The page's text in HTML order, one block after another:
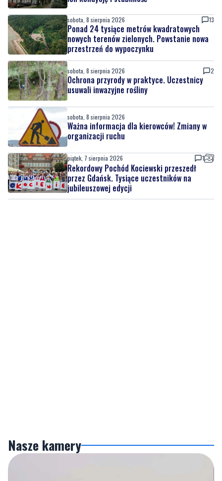
sobota, 8 sierpnia 2026
Drzewa pod lupą specjalistów. Sprawdzają
ich kondycję i stabilność
sobota, 8 sierpnia 2026
Ponad 24 tysiące metrów kwadratowych
nowych terenów zielonych. Powstanie nowa
przestrzeń do wypoczynku
sobota, 8 sierpnia 2026 2
Ochrona przyrody w praktyce. Uczestnicy
usuwali inwazyjne rośliny
sobota, 8 sierpnia 2026
Ważna informacja dla kierowców! Zmiany w
organizacji ruchu
piątek, 7 sierpnia 2026